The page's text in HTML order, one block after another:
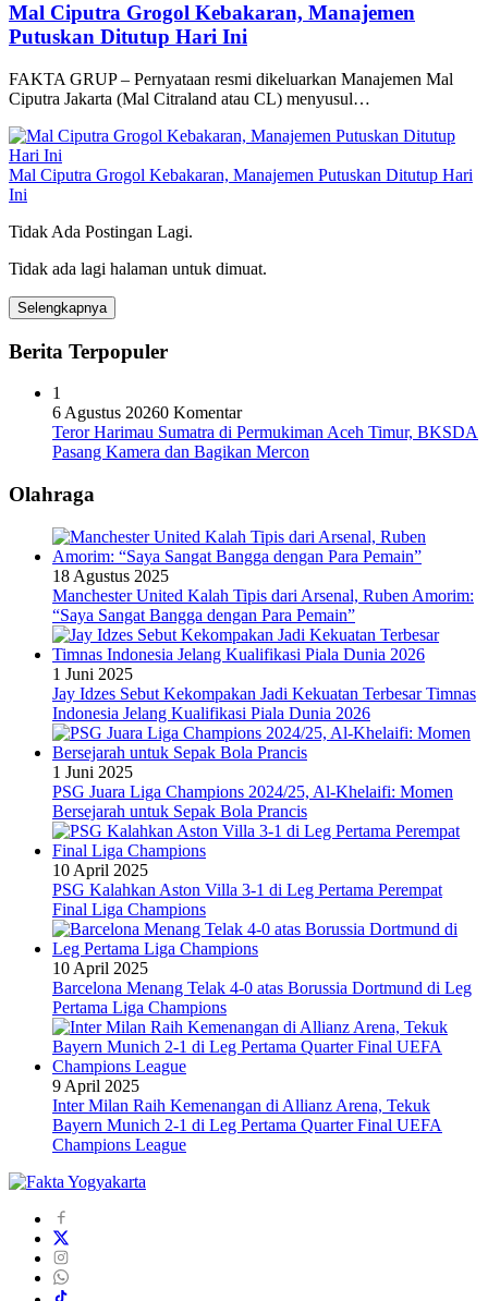
Mal Ciputra Grogol Kebakaran, Manajemen
Putuskan Ditutup Hari Ini
FAKTA GRUP – Pernyataan resmi dikeluarkan Manajemen Mal
Ciputra Jakarta (Mal Citraland atau CL) menyusul…
Mal Ciputra Grogol Kebakaran, Manajemen Putuskan Ditutup Hari
Ini
Tidak Ada Postingan Lagi.
Tidak ada lagi halaman untuk dimuat.
Selengkapnya
Berita Terpopuler
1
6 Agustus 20260 Komentar
Teror Harimau Sumatra di Permukiman Aceh Timur, BKSDA
Pasang Kamera dan Bagikan Mercon
Olahraga
18 Agustus 2025
Manchester United Kalah Tipis dari Arsenal, Ruben Amorim:
“Saya Sangat Bangga dengan Para Pemain”
1 Juni 2025
Jay Idzes Sebut Kekompakan Jadi Kekuatan Terbesar Timnas
Indonesia Jelang Kualifikasi Piala Dunia 2026
1 Juni 2025
PSG Juara Liga Champions 2024/25, Al-Khelaifi: Momen
Bersejarah untuk Sepak Bola Prancis
10 April 2025
PSG Kalahkan Aston Villa 3-1 di Leg Pertama Perempat
Final Liga Champions
10 April 2025
Barcelona Menang Telak 4-0 atas Borussia Dortmund di Leg
Pertama Liga Champions
9 April 2025
Inter Milan Raih Kemenangan di Allianz Arena, Tekuk
Bayern Munich 2-1 di Leg Pertama Quarter Final UEFA
Champions League